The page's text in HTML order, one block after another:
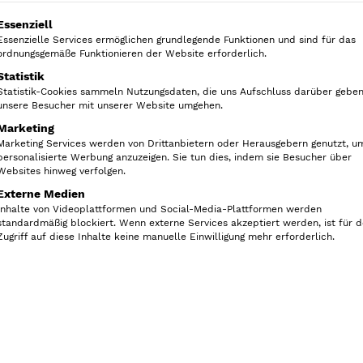
in der
herrscht oft ein großes Durcheinander. Es
und vermischen sich bei jedem „Raus und Rein“
Auge, sondern auch die Abläufe beim Kochen
von Gewürzen, die sich im Hintergrund
in Deine Gewürzsammlung zu
eine Liste der Service-Gruppen, für die eine
Services ermöglichen grundlegende Funktionen und sind für das
Funktionieren der Website erforderlich.
Cookies sammeln Nutzungsdaten, die uns Aufschluss darüber
Besucher mit unserer Website umgehen.
Services werden von Drittanbietern oder Herausgebern genutzt,
Werbung anzuzeigen. Sie tun dies, indem sie Besucher über
hinweg verfolgen.
Medien
von Videoplattformen und Social-Media-Plattformen werden
blockiert. Wenn externe Services akzeptiert werden, ist für
auf diese Inhalte keine manuelle Einwilligung mehr erforderlich.